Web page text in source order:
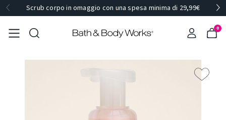
Scrub corpo in omaggio con una spesa minima di 29,99€
0